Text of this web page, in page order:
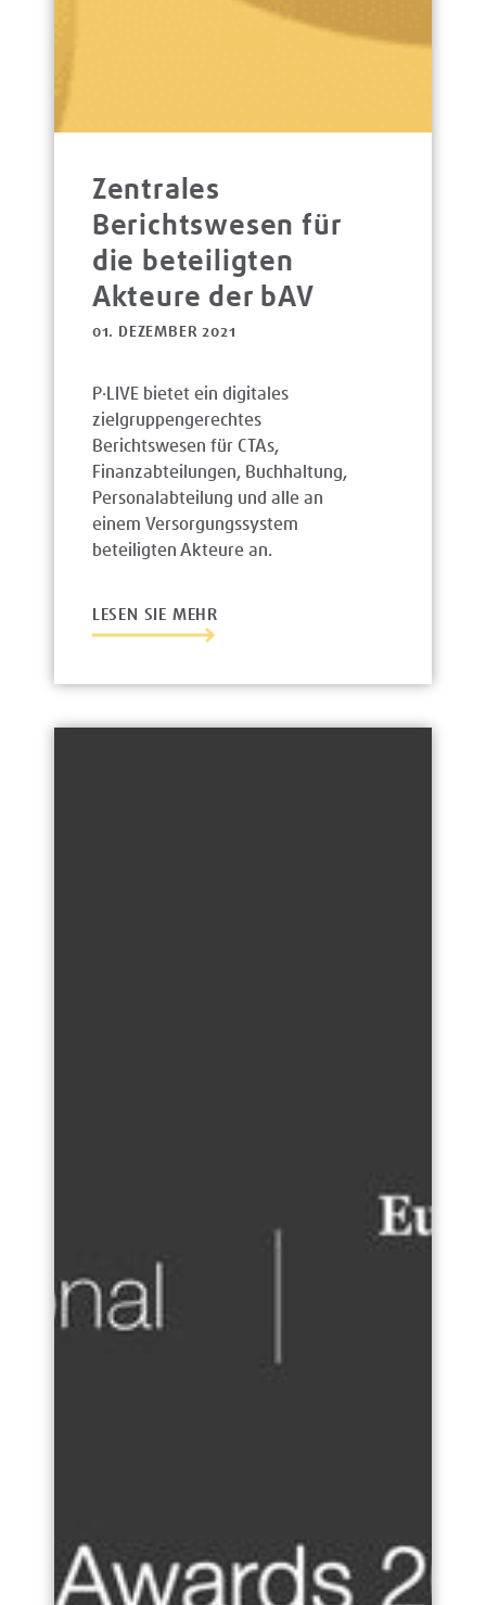
Zentrales
Berichtswesen für
die beteiligten
Akteure der bAV
01. DEZEMBER 2021
P·LIVE bietet ein digitales
zielgruppengerechtes
Berichtswesen für CTAs,
Finanzabteilungen, Buchhaltung,
Personalabteilung und alle an
einem Versorgungssystem
beteiligten Akteure an.
LESEN SIE MEHR